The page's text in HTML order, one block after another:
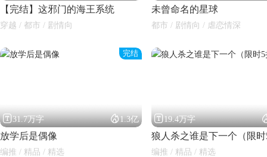
【完结】这邪门的海王系统
穿越 / 都市 / 剧情向
未曾命名的星球
都市 / 剧情向 / 虐恋情深
完结
31.7万字 1.3亿
放学后是偶像
编推 / 精品 / 精选
19.4万字
狼人杀之谁是下一个（限
编推 / 精品 / 精选